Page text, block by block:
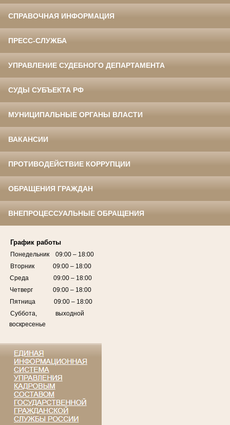
СПРАВОЧНАЯ ИНФОРМАЦИЯ
ПРЕСС-СЛУЖБА
УПРАВЛЕНИЕ СУДЕБНОГО ДЕПАРТАМЕНТА
СУДЫ СУБЪЕКТА РФ
МУНИЦИПАЛЬНЫЕ ОРГАНЫ ВЛАСТИ
ВАКАНСИИ
ПРОТИВОДЕЙСТВИЕ КОРРУПЦИИ
ОБРАЩЕНИЯ ГРАЖДАН
ВНЕПРОЦЕССУАЛЬНЫЕ ОБРАЩЕНИЯ
График работы
Понедельник 09:00 – 18:00
Вторник 09:00 – 18:00
Среда 09:00 – 18:00
Четверг 09:00 – 18:00
Пятница 09:00 – 18:00
Суббота, выходной
воскресенье